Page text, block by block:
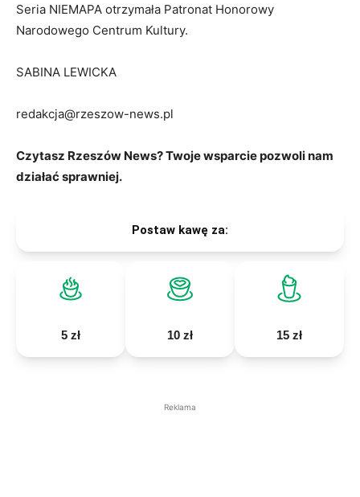
Seria NIEMAPA otrzymała Patronat Honorowy
Narodowego Centrum Kultury.
SABINA LEWICKA
redakcja@rzeszow-news.pl
Czytasz Rzeszów News? Twoje wsparcie pozwoli nam
działać sprawniej.
Postaw kawę za:
5 zł 10 zł 15 zł
Reklama